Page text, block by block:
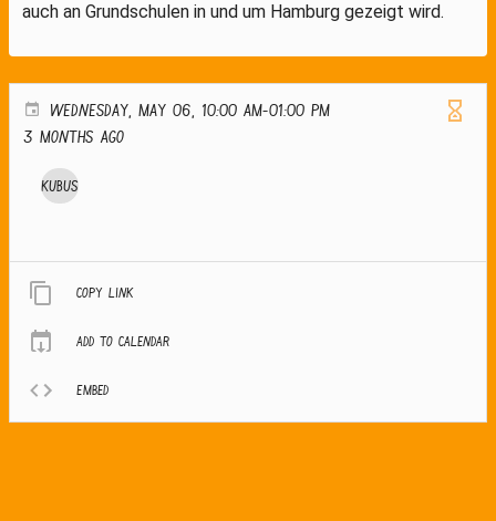
auch an Grundschulen in und um Hamburg gezeigt wird.
WEDNESDAY, MAY 06, 10:00 AM-01:00 PM
3 months ago
Kubus
Copy link
Add to calendar
Embed